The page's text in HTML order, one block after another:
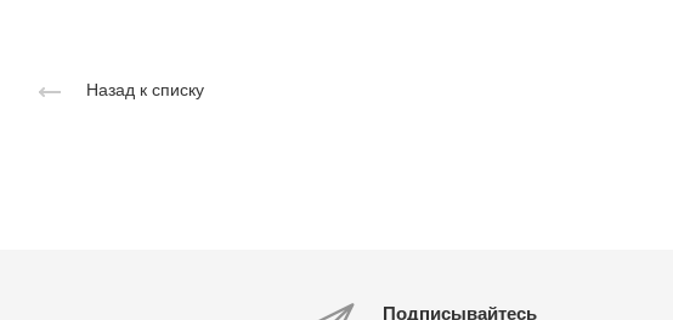
Назад к списку
Подписывайтесь